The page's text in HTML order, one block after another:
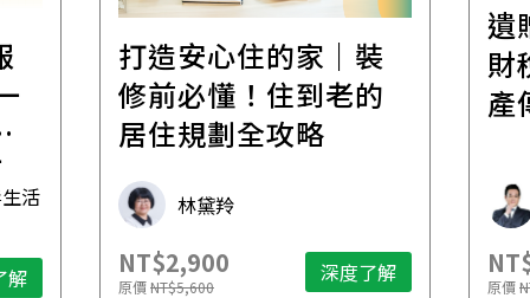
活
解
打造安心住的家｜裝
修前必懂！住到老的
居住規劃全攻略
林黛羚
NT$2,900
原價NT$5,600 深度了解
遺
財
產
原價